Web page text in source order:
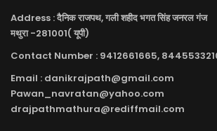
Address : दैनिक राजपथ, गली शहीद भगत सिंह जनरल गंज
मथुरा -281001( यूपी)
Contact Number : 9412661665,
Email : danikrajpath@gmail.com
Pawan_navratan@yahoo.com
drajpathmathura@rediffmail.com